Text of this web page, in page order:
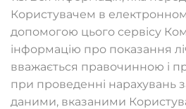
Користувачем в
допомогою цього сервісу
інформацію про показання
вважається правочинною і
при проведенні нарахувань
даними, вказаними